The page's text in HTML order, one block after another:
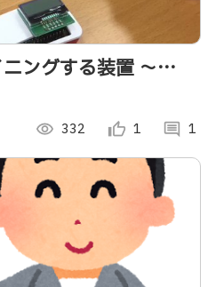
ングする装置 〜
visibility 332 thumb_up_alt 1 comment 1